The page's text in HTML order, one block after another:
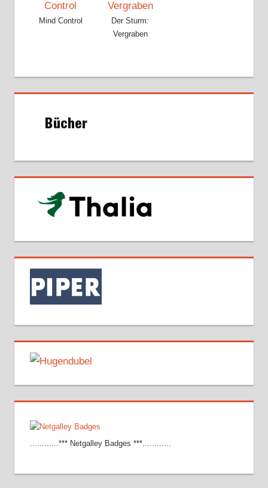
Mind Control
Der Sturm:
Vergraben
............*** Netgalley Badges ***............